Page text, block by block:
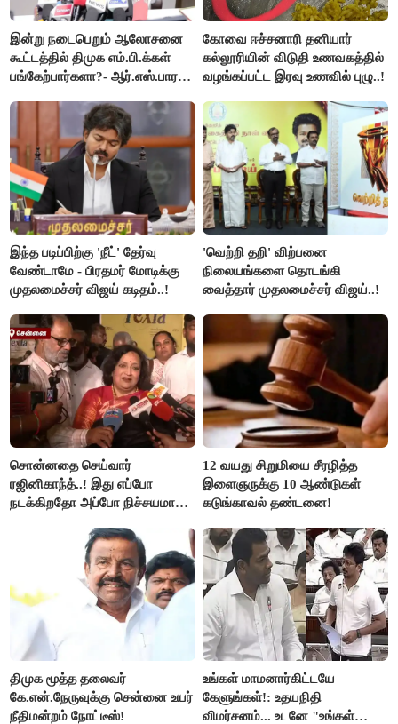
இன்று நடைபெறும் ஆலோசனை
கூட்டத்தில் திமுக எம்.பி.க்கள்
பங்கேற்பார்களா?- ஆர்.எஸ்.பாரதி
கோவை ஈச்சனாரி தனியார்
கல்லூரியின் விடுதி உணவகத்தில்
வழங்கப்பட்ட இரவு உணவில் புழு..!
இந்த படிப்பிற்கு 'நீட்' தேர்வு
வேண்டாமே - பிரதமர் மோடிக்கு
முதலமைச்சர் விஜய் கடிதம்..!
'வெற்றி தறி' விற்பனை
நிலையங்களை தொடங்கி
வைத்தார் முதலமைச்சர் விஜய்..!
சொன்னதை செய்வார்
ரஜினிகாந்த்..! இது எப்போ
நடக்கிறதோ அப்போ நிச்சயமாக
ரஜினிகாந்த்..!
12 வயது சிறுமியை சீரழித்த
இளைஞருக்கு 10 ஆண்டுகள்
கடுங்காவல் தண்டனை!
திமுக மூத்த தலைவர்
கே.என்.நேருவுக்கு சென்னை உயர்
நீதிமன்றம் நோட்டீஸ்!
உங்கள் மாமனார்கிட்டயே
கேளுங்கள்!: உதயநிதி
விமர்சனம்... உடனே "உங்கள்